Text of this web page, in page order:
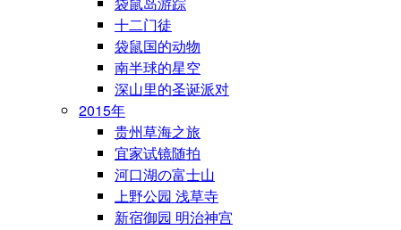
十二门徒
袋鼠国的动物
南半球的星空
深山里的圣诞派对
2015年
贵州草海之旅
宜家试镜随拍
河口湖の富士山
上野公园 浅草寺
新宿御园 明治神宫